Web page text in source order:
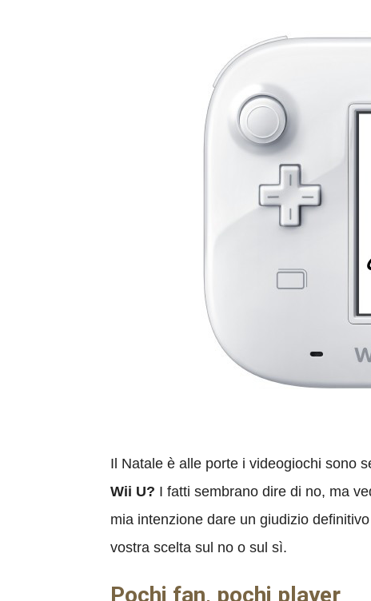
Il Natale è alle porte i videogiochi sono
Wii U? I fatti sembrano dire di no, ma
mia intenzione dare un giudizio
vostra scelta sul no o sul sì.
Pochi fan, pochi player